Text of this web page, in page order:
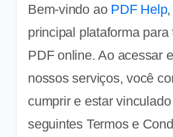
Bem-vindo ao PDF Help
principal plataforma para
PDF online. Ao acessar
nossos serviços, você
cumprir e estar
seguintes Termos e